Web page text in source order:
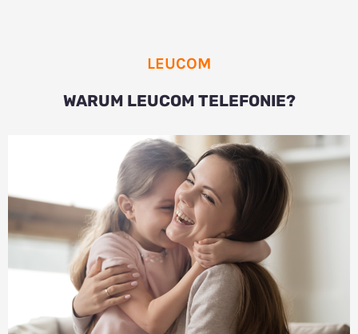
LEUCOM
WARUM LEUCOM TELEFONIE?